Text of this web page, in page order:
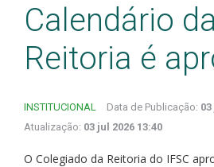
Calendário da
Reitoria é
INSTITUCIONAL Data de Publicação:
Atualização: 03 jul 2026 13:40
O Colegiado da Reitoria do IFSC